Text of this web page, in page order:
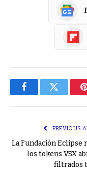
FacebookTwitter
PREVIOUS
La Fundación Eclipse
los tokens VSX
filtrados